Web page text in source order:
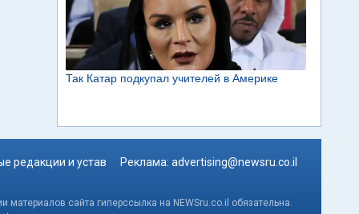
редакции и устав Реклама: advertising@newsru.co.il
сайта гиперссылка на NEWSru.co.il обязательна.